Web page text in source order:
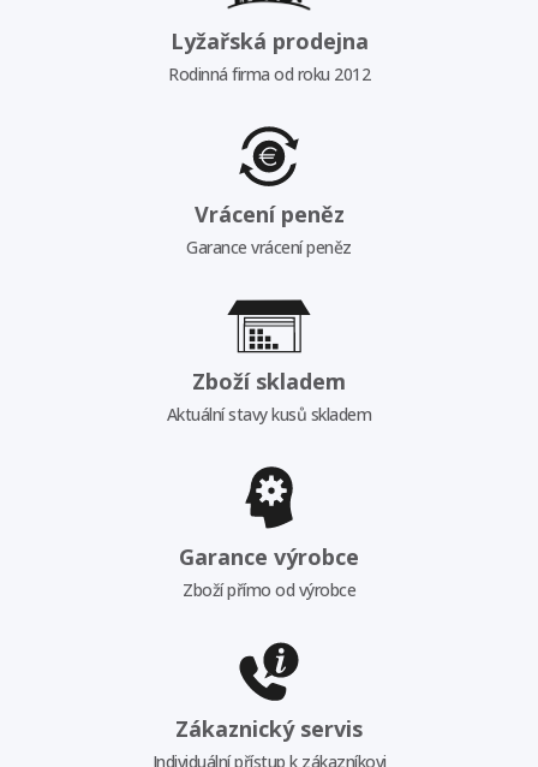
Lyžařská prodejna
Rodinná firma od roku 2012
Vrácení peněz
Garance vrácení peněz
Zboží skladem
Aktuální stavy kusů skladem
Garance výrobce
Zboží přímo od výrobce
Zákaznický servis
Individuální přístup k zákazníkovi